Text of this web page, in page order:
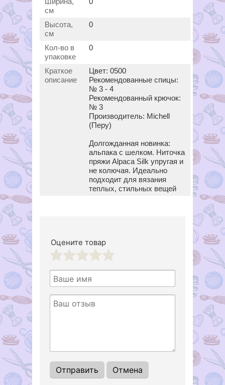
см
Высота,
см
0
Кол-во в
упаковке
0
Краткое
описание
Цвет: 0500
Рекомендованные спицы:
№ 3 - 4
Рекомендованный крючок:
№ 3
Производитель: Michell
(Перу)
Долгожданная новинка:
альпака с шелком. Ниточка
пряжи Alpaca Silk упругая и
не колючая. Идеально
подходит для вязания
теплых, стильных вещей
Оцените товар